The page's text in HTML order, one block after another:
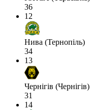
36
12
Нива (Тернопіль)
34
13
Чернігів (Чернігів)
31
14